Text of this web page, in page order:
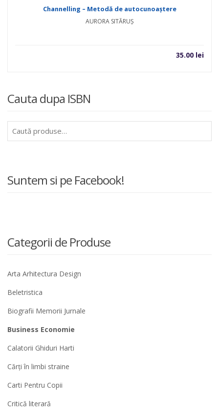
Channelling – Metodă de autocunoaștere
AURORA SITĂRUȘ
35.00 lei
Cauta dupa ISBN
după:
Suntem si pe Facebook!
Categorii de Produse
Arta Arhitectura Design
Beletristica
Biografii Memorii Jurnale
Business Economie
Calatorii Ghiduri Harti
Cărți în limbi straine
Carti Pentru Copii
Critică literară